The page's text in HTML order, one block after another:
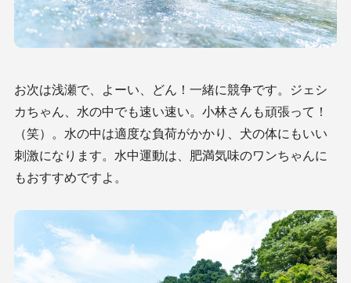
お次は浅瀬で、よーい、どん！一緒に競争です。ジェシ
カちゃん、水の中でも速い速い。小林さんも頑張って！
（笑）。水の中は適度な負荷がかかり、犬の体にもいい
刺激になります。水中運動は、肥満気味のワンちゃんに
もおすすめですよ。